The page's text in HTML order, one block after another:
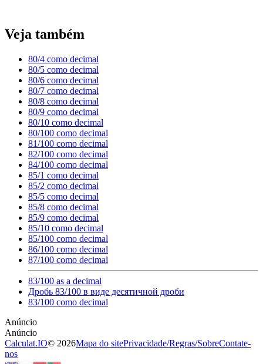
Veja também
80/4 como decimal
80/5 como decimal
80/6 como decimal
80/7 como decimal
80/8 como decimal
80/9 como decimal
80/10 como decimal
80/100 como decimal
81/100 como decimal
82/100 como decimal
84/100 como decimal
85/1 como decimal
85/2 como decimal
85/5 como decimal
85/8 como decimal
85/9 como decimal
85/10 como decimal
85/100 como decimal
86/100 como decimal
87/100 como decimal
83/100 as a decimal
Дробь 83/100 в виде десятичной дроби
83/100 como decimal
Calculat.IO© 2026Mapa do sitePrivacidade/Regras/SobreContate-
nos